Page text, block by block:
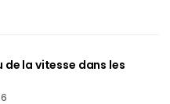
de la vitesse dans les